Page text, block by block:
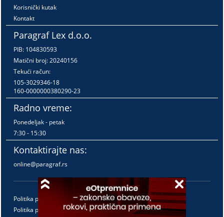
Korisnički kutak
Kontakt
Paragraf Lex d.o.o.
PIB: 104830593
Matični broj: 20240156
Tekući račun:
105-3029346-18
160-0000000380290-23
Radno vreme:
Ponedeljak - petak
7:30 - 15:30
Kontaktirajte nas:
online@paragraf.rs
Politika privatnosti
Politika pružanja usluga